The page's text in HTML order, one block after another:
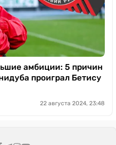
амбиции: 5 причин
проиграл Бетису
22 августа 2024, 23:48